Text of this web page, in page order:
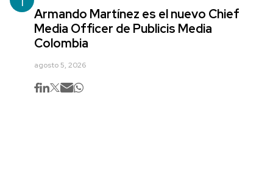
Armando Martínez es el nuevo Chief
Media Officer de Publicis Media
Colombia
agosto 5, 2026